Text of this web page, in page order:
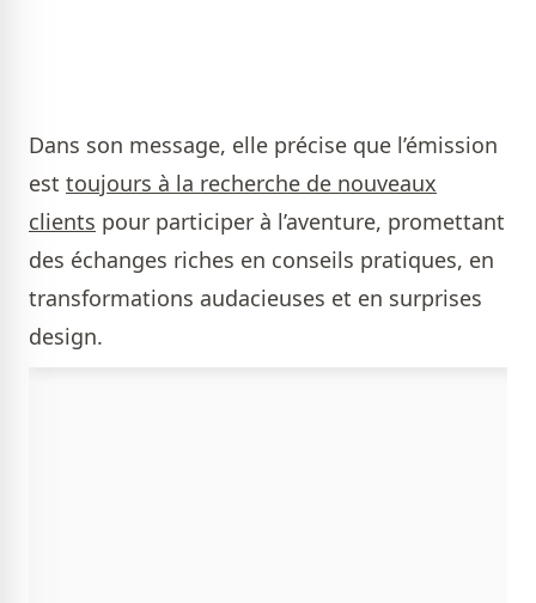
Dans son message, elle précise que l’émission
est toujours à la recherche de nouveaux
clients pour participer à l’aventure, promettant
des échanges riches en conseils pratiques, en
transformations audacieuses et en surprises
design.